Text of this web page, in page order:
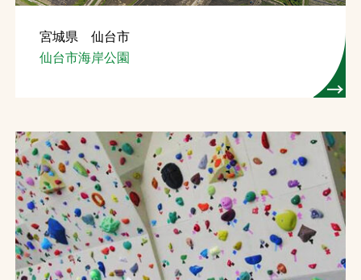
宮城県 仙台市
仙台市海岸公園